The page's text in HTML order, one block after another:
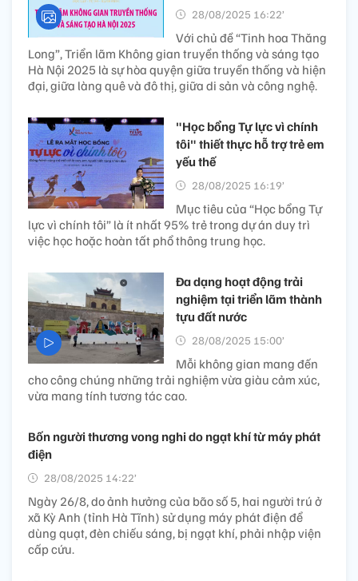
28/08/2025 16:22’
Với chủ đề “Tinh hoa Thăng
Long”, Triển lãm Không gian truyền thống và sáng tạo
Hà Nội 2025 là sự hòa quyện giữa truyền thống và hiện
đại, giữa làng quê và đô thị, giữa di sản và công nghệ.
"Học bổng Tự lực vì chính
tôi" thiết thực hỗ trợ trẻ em
yếu thế
28/08/2025 16:19’
Mục tiêu của “Học bổng Tự
lực vì chính tôi” là ít nhất 95% trẻ trong dự án duy trì
việc học hoặc hoàn tất phổ thông trung học.
Đa dạng hoạt động trải
nghiệm tại triển lãm thành
tựu đất nước
28/08/2025 15:00’
Mỗi không gian mang đến
cho công chúng những trải nghiệm vừa giàu cảm xúc,
vừa mang tính tương tác cao.
Bốn người thương vong nghi do ngạt khí từ máy phát
điện
28/08/2025 14:22’
Ngày 26/8, do ảnh hưởng của bão số 5, hai người trú ở
xã Kỳ Anh (tỉnh Hà Tĩnh) sử dụng máy phát điện để
dùng quạt, đèn chiếu sáng, bị ngạt khí, phải nhập viện
cấp cứu.